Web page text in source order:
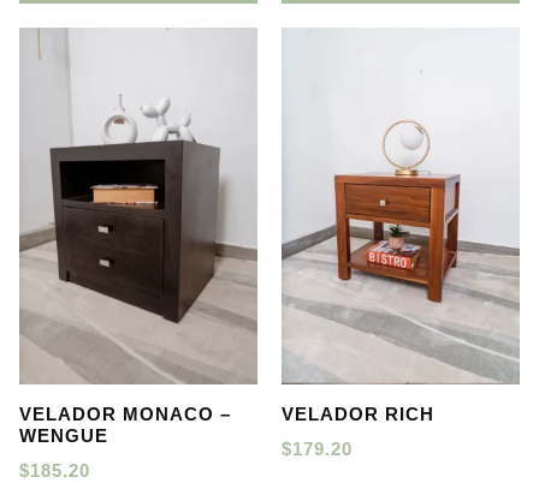
VELADOR MONACO –
WENGUE
$185.20
VELADOR RICH
$179.20